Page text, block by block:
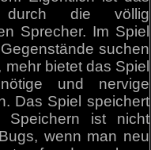
durch die völlig
Sprecher. Im Spiel
suchen
bietet das Spiel
und nervige
Das Spiel speichert
Speichern ist nicht
wenn man neu